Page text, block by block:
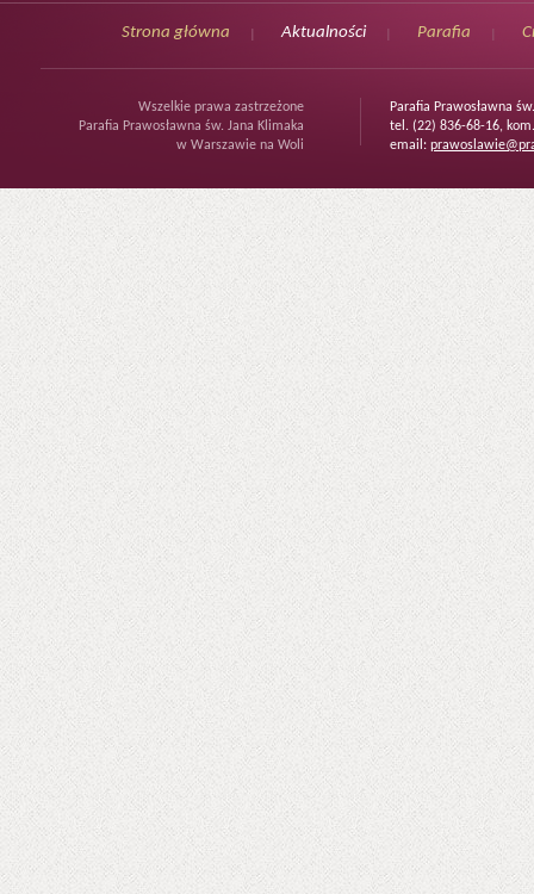
Strona główna Aktualności Parafia
Wszelkie prawa zastrzeżone
Parafia Prawosławna św. Jana Klimaka
w Warszawie na Woli
Parafia Prawosławna
tel. (22) 836-68-16,
email: